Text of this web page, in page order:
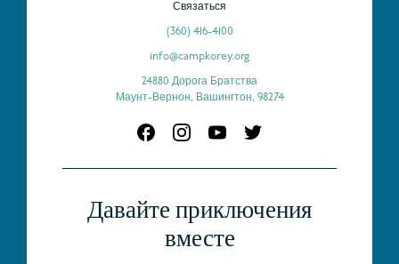
Давайте приключения
вместе
Связаться
(360) 416-4100
info@campkorey.org
24880 Дорога Братства
Маунт-Вернон, Вашингтон, 98274